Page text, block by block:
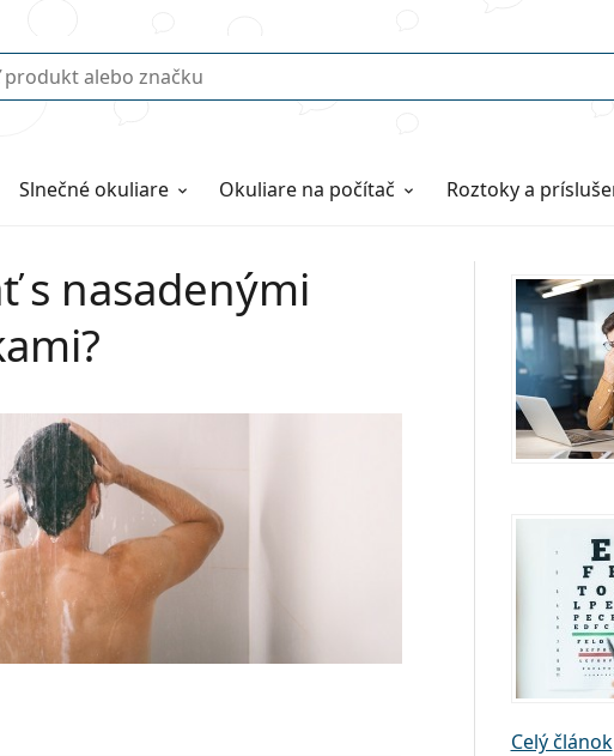
Slnečné okuliare Okuliare na počítač Roztoky a
s nasadenými
Celý článok